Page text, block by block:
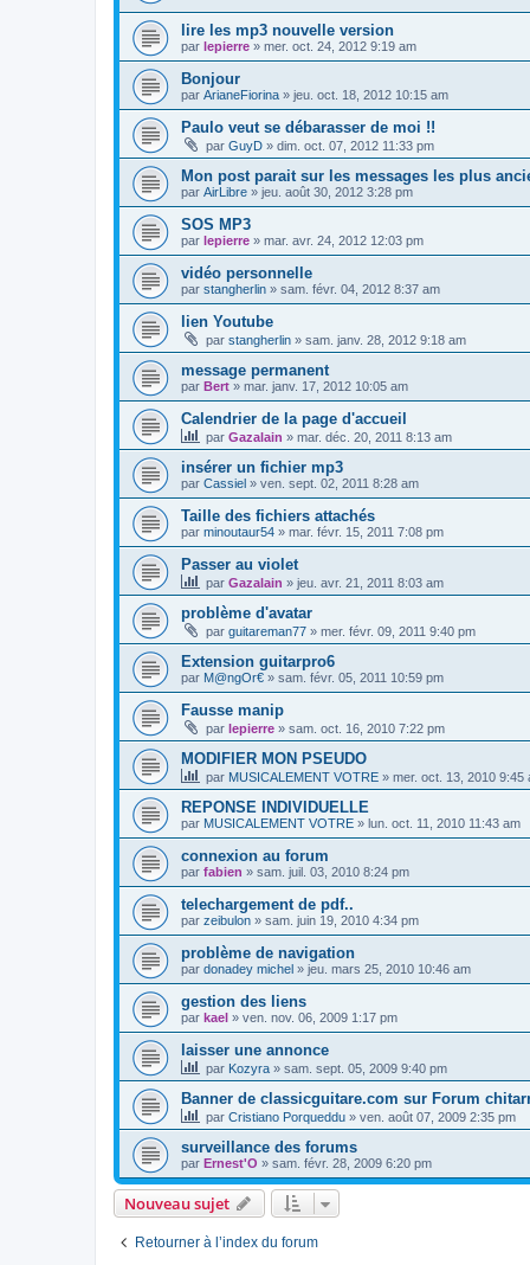
lire les mp3 nouvelle version
par lepierre » mer. oct. 24, 2012 9:19 am
Bonjour
par ArianeFiorina » jeu. oct. 18, 2012 10:15 am
Paulo veut se débarasser de moi !!
par GuyD » dim. oct. 07, 2012 11:33 pm
Mon post parait sur les messages les plus
par AirLibre » jeu. août 30, 2012 3:28 pm
SOS MP3
par lepierre » mar. avr. 24, 2012 12:03 pm
vidéo personnelle
par stangherlin » sam. févr. 04, 2012 8:37 am
lien Youtube
par stangherlin » sam. janv. 28, 2012 9:18 am
message permanent
par Bert » mar. janv. 17, 2012 10:05 am
Calendrier de la page d'accueil
par Gazalain » mar. déc. 20, 2011 8:13 am
insérer un fichier mp3
par Cassiel » ven. sept. 02, 2011 8:28 am
Taille des fichiers attachés
par minoutaur54 » mar. févr. 15, 2011 7:08 pm
Passer au violet
par Gazalain » jeu. avr. 21, 2011 8:03 am
problème d'avatar
par guitareman77 » mer. févr. 09, 2011 9:40 pm
Extension guitarpro6
par M@ngOr€ » sam. févr. 05, 2011 10:59 pm
Fausse manip
par lepierre » sam. oct. 16, 2010 7:22 pm
MODIFIER MON PSEUDO
par MUSICALEMENT VOTRE » mer. oct. 13, 2010 9:45
REPONSE INDIVIDUELLE
par MUSICALEMENT VOTRE » lun. oct. 11, 2010 11:43 am
connexion au forum
par fabien » sam. juil. 03, 2010 8:24 pm
telechargement de pdf..
par zeibulon » sam. juin 19, 2010 4:34 pm
problème de navigation
par donadey michel » jeu. mars 25, 2010 10:46 am
gestion des liens
par kael » ven. nov. 06, 2009 1:17 pm
laisser une annonce
par Kozyra » sam. sept. 05, 2009 9:40 pm
Banner de classicguitare.com sur Forum
par Cristiano Porqueddu » ven. août 07, 2009 2:35 pm
surveillance des forums
par Ernest'O » sam. févr. 28, 2009 6:20 pm
Nouveau sujet
Retourner à l’index du forum